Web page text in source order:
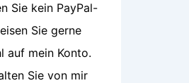
Sie kein PayPal-
Sie gerne
auf mein Konto.
Sie von mir